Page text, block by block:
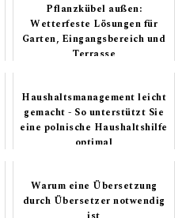
Pflanzkübel außen:
Wetterfeste Lösungen für
Garten, Eingangsbereich und
Terrasse
Haushaltsmanagement leicht
gemacht - So unterstützt Sie
eine polnische Haushaltshilfe
optimal
Warum eine Übersetzung
durch Übersetzer notwendig